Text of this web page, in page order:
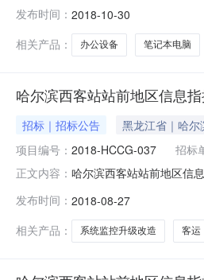
水路379号第三评标室二
发布时间： 2018-10-30
相关产品：
办公设备 笔记本电脑
哈尔滨西客站站前地区信息
招标｜招标公告 黑龙江省｜哈尔
项目编号： 2018-HCCG-037 招标
正文内容： 哈尔滨西客站站前地区信
区信息指挥中心_哈西客
发布时间： 2018-08-27
相关产品：
系统监控升级改造 客运